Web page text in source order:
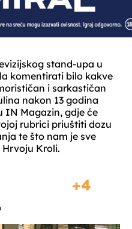
stand-upa u
komentirati bilo kakve
i sarkastičan
nakon 13 godina
IN Magazin, gdje će
rubrici priuštiti dozu
te što nam je sve
Kroli.
4